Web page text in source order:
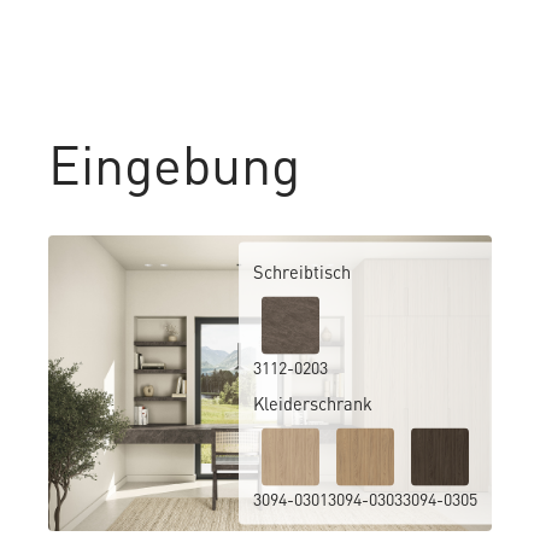
Eingebung
Schreibtisch
3112-0203
Kleiderschrank
3094-03013094-03033094-0305